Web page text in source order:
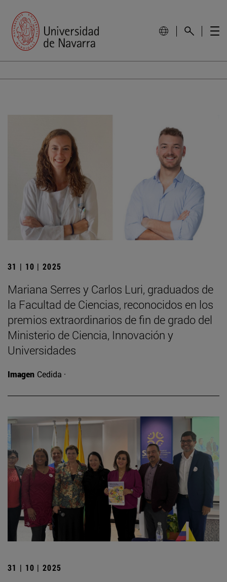
31 | 10 | 2025
Mariana Serres y Carlos Luri, graduados de
la Facultad de Ciencias, reconocidos en los
premios extraordinarios de fin de grado del
Ministerio de Ciencia, Innovación y
Universidades
Imagen Cedida ·
31 | 10 | 2025